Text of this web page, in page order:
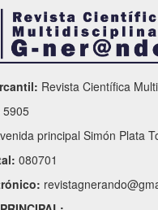
Revista Científica
5905
principal Simón Plata
080701